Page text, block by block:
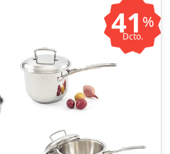
41 %
Dcto.